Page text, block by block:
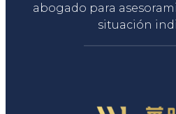
abogado para
situación